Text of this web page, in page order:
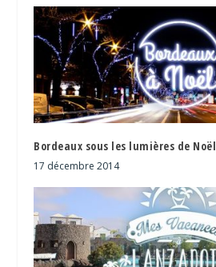
Bordeaux sous les lumières de Noël
17 décembre 2014